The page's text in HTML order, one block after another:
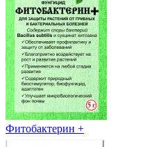
Фитобактерин +